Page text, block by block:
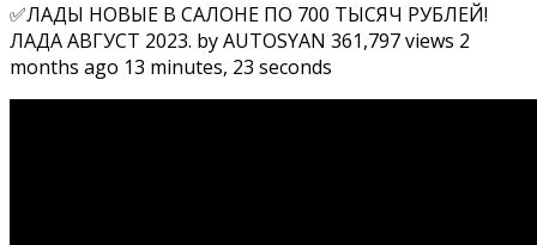
✅ЛАДЫ НОВЫЕ В САЛОНЕ ПО 700 ТЫСЯЧ РУБЛЕЙ!
ЛАДА АВГУСТ 2023. by AUTOSYAN 361,797 views 2
months ago 13 minutes, 23 seconds